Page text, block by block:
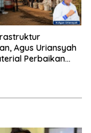
Agus Uriansyah
Perbaikan